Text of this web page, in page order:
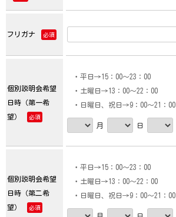
フリガナ 必須
個別説明会希望
日時（第一希
望）
必須
・平日→15：00～23：00
・土曜日→13：00～22：00
・日曜日、祝日→9：00～21：00
月 日
個別説明会希望
日時（第二希
望）
必須
・平日→15：00～23：00
・土曜日→13：00～22：00
・日曜日、祝日→9：00～21：00